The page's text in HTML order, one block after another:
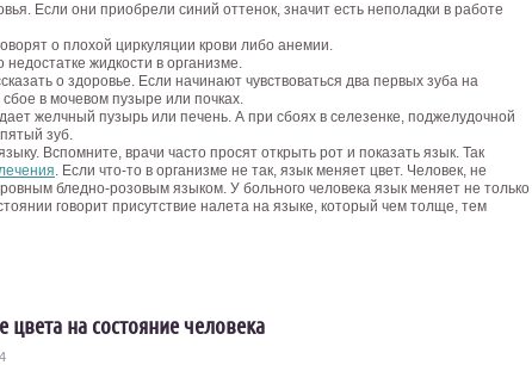
Если они приобрели синий оттенок, значит есть неполадки в работе
о плохой циркуляции крови либо анемии.
жидкости в организме.
о здоровье. Если начинают чувствоваться два первых зуба на
в мочевом пузыре или почках.
желчный пузырь или печень. А при сбоях в селезенке, поджелудочной
зуб.
Вспомните, врачи часто просят открыть рот и показать язык. Так
. Если что-то в организме не так, язык меняет цвет. Человек, не
бледно-розовым языком. У больного человека язык меняет не только
говорит присутствие налета на языке, который чем толще, тем
цвета на состояние человека